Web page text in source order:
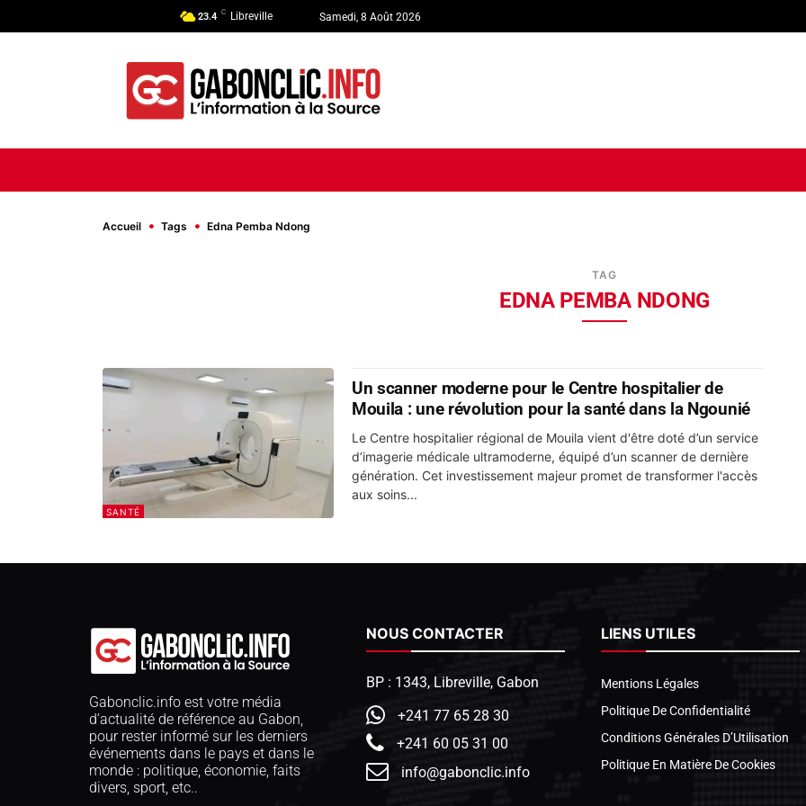
23.4 C Libreville Samedi, 8 Août 2026
Accueil Tags Edna Pemba Ndong
TAG
EDNA PEMBA NDONG
SANTÉ
Un scanner moderne pour le Centre hospitalier de
Mouila : une révolution pour la santé dans la Ngounié
Le Centre hospitalier régional de Mouila vient d'être doté d’un service
d’imagerie médicale ultramoderne, équipé d’un scanner de dernière
génération. Cet investissement majeur promet de transformer l'accès
aux soins...
Gabonclic.info est votre média
d’actualité de référence au Gabon,
pour rester informé sur les derniers
événements dans le pays et dans le
monde : politique, économie, faits
divers, sport, etc..
NOUS CONTACTER
BP : 1343, Libreville, Gabon
+241 77 65 28 30
+241 60 05 31 00
info@gabonclic.info
LIENS UTILES
Mentions Légales
Politique De Confidentialité
Conditions Générales D’Utilisation
Politique En Matière De Cookies